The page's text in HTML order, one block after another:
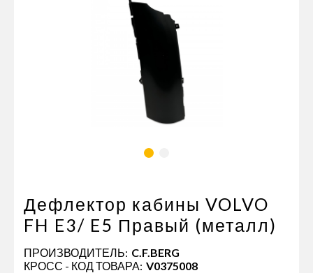
Оснащение прицепов
Автономное отопление и
кондиционировани
Стяжные ремни и тросы
Дефлектор кабины VOLVO
FH E3/ E5 Правый (металл)
ПРОИЗВОДИТЕЛЬ: C.F.BERG
КРОСС - КОД ТОВАРА: V0375008